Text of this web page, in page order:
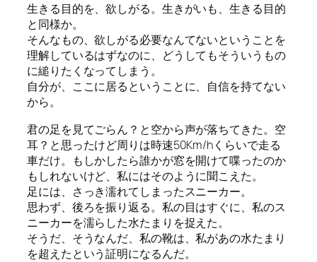
生きる目的を、欲しがる。生きがいも、生きる目的
と同様か。
そんなもの、欲しがる必要なんてないということを
理解しているはずなのに、どうしてもそういうもの
に縋りたくなってしまう。
自分が、ここに居るということに、自信を持てない
から。
君の足を見てごらん？と空から声が落ちてきた。空
耳？と思ったけど周りは時速50Km/hくらいで走る
車だけ。もしかしたら誰かが窓を開けて喋ったのか
もしれないけど、私にはそのように聞こえた。
足には、さっき濡れてしまったスニーカー。
思わず、後ろを振り返る。私の目はすぐに、私のス
ニーカーを濡らした水たまりを捉えた。
そうだ、そうなんだ、私の靴は、私があの水たまり
を超えたという証明になるんだ。